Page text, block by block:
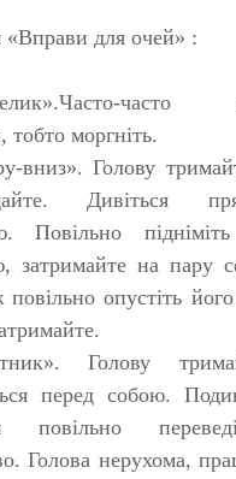
«Вправи для очей» :
часто
тобто моргніть.
вниз». Голову
Дивіться
Повільно
затримайте на пару
повільно опустіть
Голову
перед собою.
повільно
Голова нерухома,